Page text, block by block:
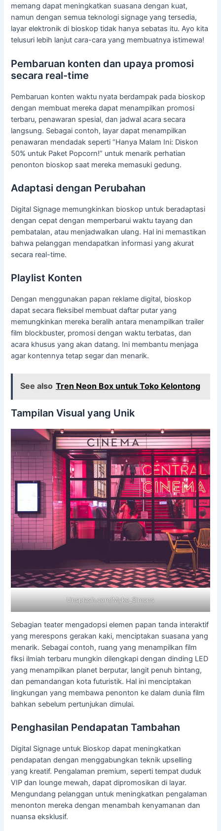
memang dapat meningkatkan suasana dengan kuat,
namun dengan semua teknologi signage yang tersedia,
layar elektronik di bioskop tidak hanya sebatas itu. Ayo kita
telusuri lebih lanjut cara-cara yang membuatnya istimewa!
Pembaruan konten dan upaya promosi
secara real-time
Pembaruan konten waktu nyata berdampak pada bioskop
dengan membuat mereka dapat menampilkan promosi
terbaru, penawaran spesial, dan jadwal acara secara
langsung. Sebagai contoh, layar dapat menampilkan
penawaran mendadak seperti “Hanya Malam Ini: Diskon
50% untuk Paket Popcorn!” untuk menarik perhatian
penonton bioskop saat mereka memasuki gedung.
Adaptasi dengan Perubahan
Digital Signage memungkinkan bioskop untuk beradaptasi
dengan cepat dengan memperbarui waktu tayang dan
pembatalan, atau menjadwalkan ulang. Hal ini memastikan
bahwa pelanggan mendapatkan informasi yang akurat
secara real-time.
Playlist Konten
Dengan menggunakan papan reklame digital, bioskop
dapat secara fleksibel membuat daftar putar yang
memungkinkan mereka beralih antara menampilkan trailer
film blockbuster, promosi dengan waktu terbatas, dan
acara khusus yang akan datang. Ini membantu menjaga
agar kontennya tetap segar dan menarik.
See also Tren Neon Box untuk Toko Kelontong
Tampilan Visual yang Unik
Unsplash.com/Myke_Simons
Sebagian teater mengadopsi elemen papan tanda interaktif
yang merespons gerakan kaki, menciptakan suasana yang
menarik. Sebagai contoh, ruang yang menampilkan film
fiksi ilmiah terbaru mungkin dilengkapi dengan dinding LED
yang menampilkan planet berputar, langit penuh bintang,
dan pemandangan kota futuristik. Hal ini menciptakan
lingkungan yang membawa penonton ke dalam dunia film
bahkan sebelum pertunjukan dimulai.
Penghasilan Pendapatan Tambahan
Digital Signage untuk Bioskop dapat meningkatkan
pendapatan dengan menggabungkan teknik upselling
yang kreatif. Pengalaman premium, seperti tempat duduk
VIP dan lounge mewah, dapat dipromosikan di layar.
Mengundang pelanggan untuk meningkatkan pengalaman
menonton mereka dengan menambah kenyamanan dan
nuansa eksklusif.